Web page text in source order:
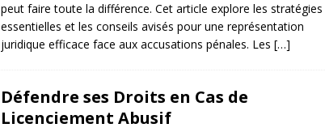
peut faire toute la différence. Cet article explore les stratégies
essentielles et les conseils avisés pour une représentation
juridique efficace face aux accusations pénales. Les […]
Défendre ses Droits en Cas de
Licenciement Abusif